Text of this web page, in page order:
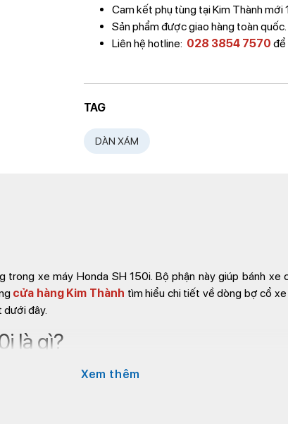
Cam kết phụ tùng tại Kim Thành mới
Sản phẩm được giao hàng toàn quốc.
Liên hệ hotline: 028 3854 7570 để
TAG
DÀN XÁM
trong xe máy Honda SH 150i. Bộ phận này giúp bánh
cửa hàng Kim Thành tìm hiểu chi tiết về dòng bợ cổ
dưới đây.
là gì?
Xem thêm